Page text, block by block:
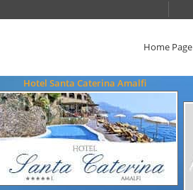
Home Page
Hotel Santa Caterina Amalfi